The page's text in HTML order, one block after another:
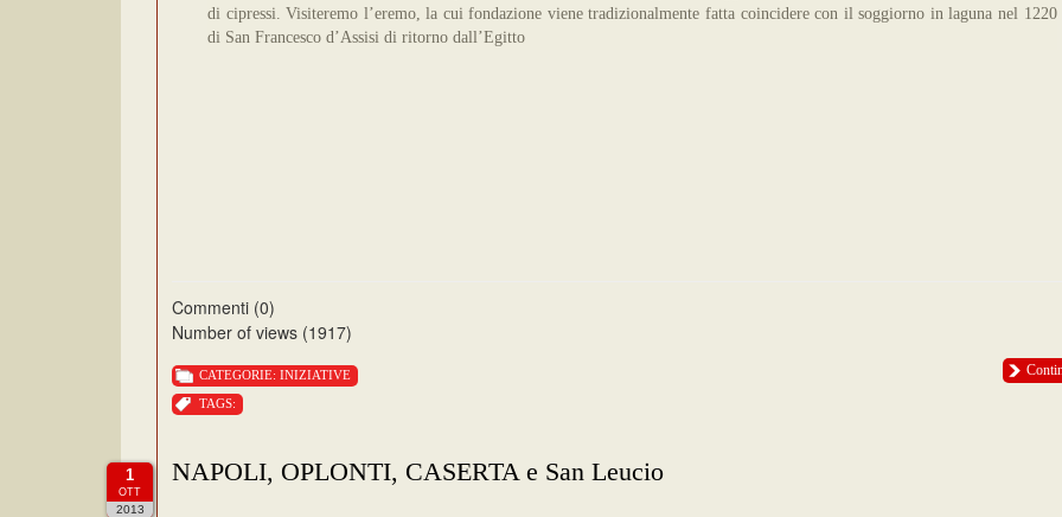
di cipressi. Visiteremo l’eremo, la cui fondazione viene tradizionalmente fatta coincidere con il soggiorno in laguna nel 1220
di San Francesco d’Assisi di ritorno dall’Egitto
Commenti (0)
Number of views (1917)
CATEGORIE: INIZIATIVE
TAGS:
1
OTT
2013
NAPOLI, OPLONTI, CASERTA e San Leucio